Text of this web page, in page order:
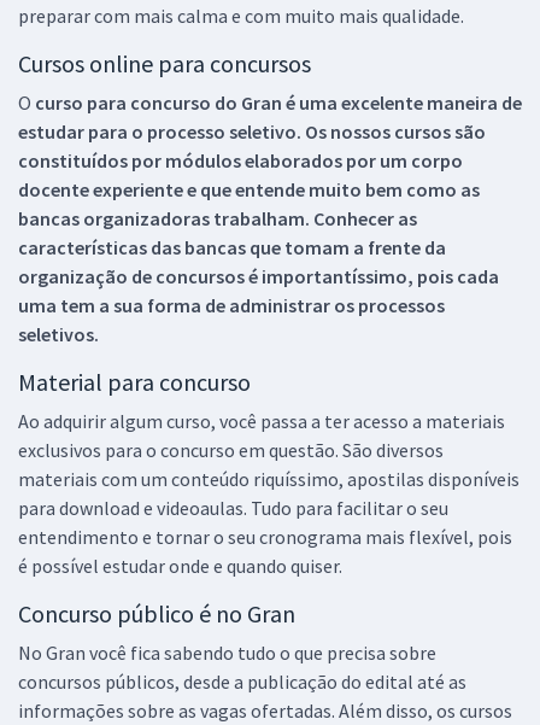
preparar com mais calma e com muito mais qualidade.
Cursos online para concursos
O curso para concurso do Gran é uma excelente maneira de
estudar para o processo seletivo. Os nossos cursos são
constituídos por módulos elaborados por um corpo
docente experiente e que entende muito bem como as
bancas organizadoras trabalham. Conhecer as
características das bancas que tomam a frente da
organização de concursos é importantíssimo, pois cada
uma tem a sua forma de administrar os processos
seletivos.
Material para concurso
Ao adquirir algum curso, você passa a ter acesso a materiais
exclusivos para o concurso em questão. São diversos
materiais com um conteúdo riquíssimo, apostilas disponíveis
para download e videoaulas. Tudo para facilitar o seu
entendimento e tornar o seu cronograma mais flexível, pois
é possível estudar onde e quando quiser.
Concurso público é no Gran
No Gran você fica sabendo tudo o que precisa sobre
concursos públicos, desde a publicação do edital até as
informações sobre as vagas ofertadas. Além disso, os cursos